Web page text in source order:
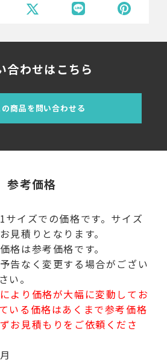
合わせはこちら
の商品を問い合わせる
参考価格
イズでの価格です。サイズ
見積りとなります。
格は参考価格です。
告なく変更する場合がござい
い。
より価格が大幅に変動してお
いる価格はあくまで参考価格
お見積もりをご依頼くださ